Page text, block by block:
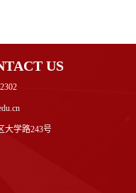
US
大学路243号